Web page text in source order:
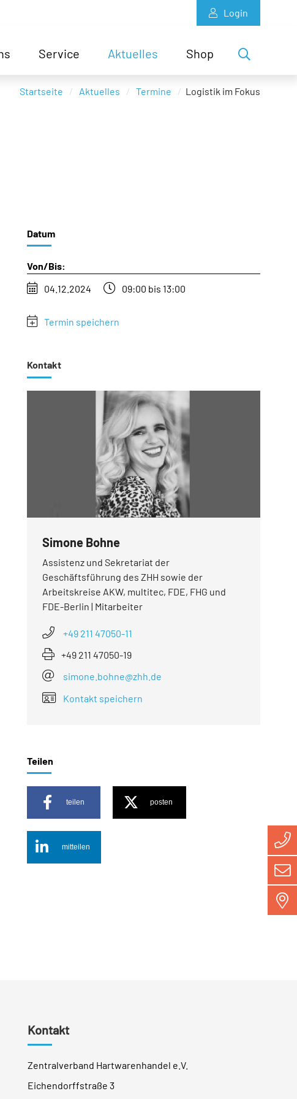
Login
Service Aktuelles Shop
Startseite Aktuelles Termine Logistik im Fokus
Datum
Von/Bis:
04.12.2024
09:00 bis 13:00
Termin speichern
Kontakt
Simone Bohne
Assistenz und Sekretariat der
Geschäftsführung des ZHH sowie der
Arbeitskreise AKW, multitec, FDE, FHG und
FDE-Berlin | Mitarbeiter
+49 211 47050-11
+49 211 47050-19
simone.bohne@zhh.de
Kontakt speichern
Teilen
teilen posten
mitteilen
Kontakt
Zentralverband Hartwarenhandel e.V.
Eichendorffstraße 3